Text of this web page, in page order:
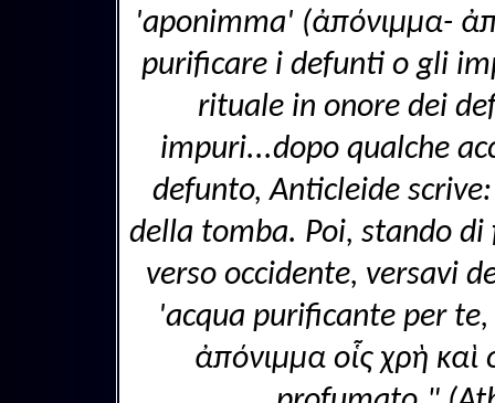
'aponimma' (ἀπόνιμμα-
purificare i defunti o gli
rituale in onore dei
impuri...dopo qualche
defunto, Anticleide
della tomba. Poi, stando
verso occidente, versavi
'acqua purificante per te,
ἀπόνιμμα οἷς χρὴ καὶ